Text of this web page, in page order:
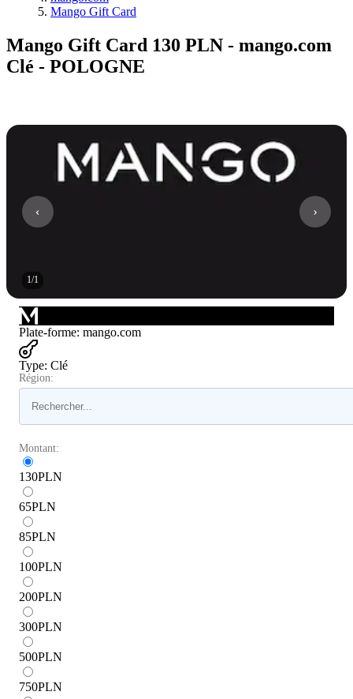
Mango Gift Card
Mango Gift Card 130 PLN - mango.com
Clé - POLOGNE
1/1
Plate-forme: mango.com
Type: Clé
Région:
Montant:
130PLN
65PLN
85PLN
100PLN
200PLN
300PLN
500PLN
750PLN